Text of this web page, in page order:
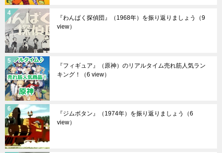
『わんぱく探偵団』（1968年）を振り返りましょう
（9
view）
『フィギュア』（原神）のリアルタイム売れ筋人気ラン
キング！
（6 view）
『ジムボタン』（1974年）を振り返りましょう
（6
view）